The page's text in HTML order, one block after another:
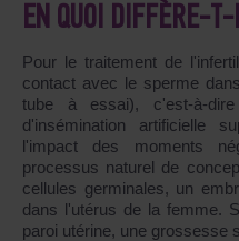
EN QUOI DIFFÈRE-
Pour le traitement de
contact avec le sperme
tube à essai), c'est-à-dire
d'insémination artificielle
l'impact des moments
processus naturel de
cellules germinales, un
dans l'utérus de la femme.
paroi utérine, une grossesse